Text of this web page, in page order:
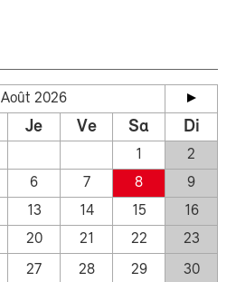
Août 2026
Je Ve Sa Di
1
2
6 7 8
9
13 14 15
16
20 21 22
23
27 28 29
30